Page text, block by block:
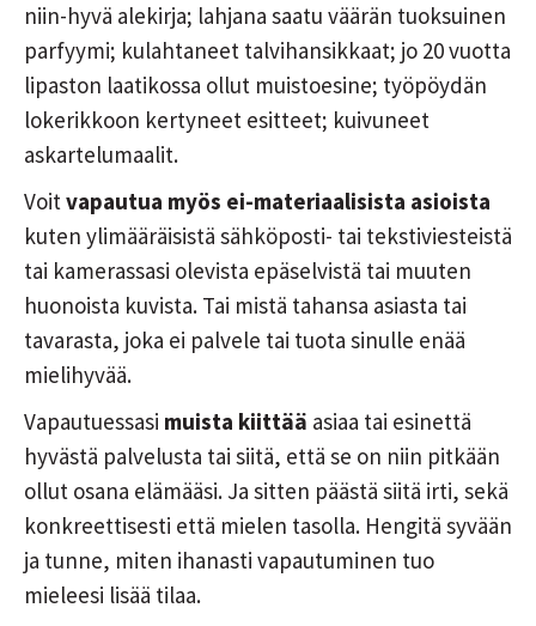
niin-hyvä alekirja; lahjana saatu väärän tuoksuinen
parfyymi; kulahtaneet talvihansikkaat; jo 20 vuotta
lipaston laatikossa ollut muistoesine; työpöydän
lokerikkoon kertyneet esitteet; kuivuneet
askartelumaalit.
Voitvapautua myös ei-materiaalisista asioista
kuten ylimääräisistä sähköposti- tai tekstiviesteistä
tai kamerassasi olevista epäselvistä tai muuten
huonoista kuvista. Tai mistä tahansa asiasta tai
tavarasta, joka ei palvele tai tuota sinulle enää
mielihyvää.
Vapautuessasi muista kiittää asiaa tai esinettä
hyvästä palvelusta tai siitä, että se on niin pitkään
ollut osana elämääsi. Ja sitten päästä siitä irti, sekä
konkreettisesti että mielen tasolla. Hengitä syvään
ja tunne, miten ihanasti vapautuminen tuo
mieleesi lisää tilaa.